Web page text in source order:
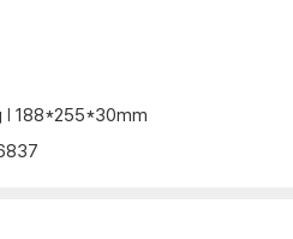
| 188*255*30mm